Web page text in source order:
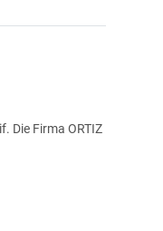
Die Firma ORTIZ